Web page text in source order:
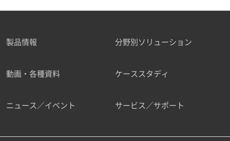
製品情報 分野別ソリューション
動画・各種資料 ケーススタディ
ニュース／イベント サービス／サポート